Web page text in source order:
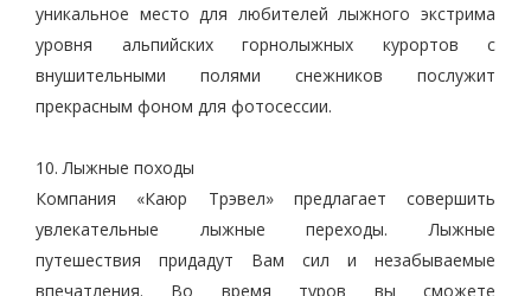
уникальное место для любителей лыжного экстрима
уровня альпийских горнолыжных курортов с
внушительными полями снежников послужит
прекрасным фоном для фотосессии.
10. Лыжные походы
Компания «Каюр Трэвел» предлагает совершить
увлекательные лыжные переходы. Лыжные
путешествия придадут Вам сил и незабываемые
впечатления. Во время туров вы сможете